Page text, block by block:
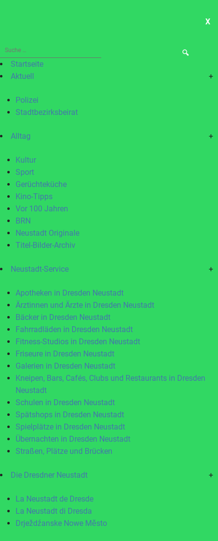
X
Suche
nach:Startseite
Aktuell
+
Polizei
Stadtbezirksbeirat
Alltag +
Kultur
Sport
Gerüchteküche
Kino-Tipps
Vor 100 Jahren
BRN
Neustadt Originale
Titel-Bilder-Archiv
Neustadt-Service +
Apotheken in Dresden Neustadt
Ärztinnen und Ärzte in Dresden Neustadt
Bäcker in Dresden Neustadt
Fahrradläden in Dresden Neustadt
Fitness-Studios in Dresden Neustadt
Friseure in Dresden Neustadt
Galerien in Dresden Neustadt
Kneipen, Bars, Cafés, Clubs und Restaurants in Dresden
Neustadt
Schulen in Dresden Neustadt
Spätshops in Dresden Neustadt
Spielplätze in Dresden Neustadt
Übernachten in Dresden Neustadt
Straßen, Plätze und Brücken
Die Dresdner Neustadt +
La Neustadt de Dresde
La Neustadt di Dresda
Drježdźanske Nowe Město